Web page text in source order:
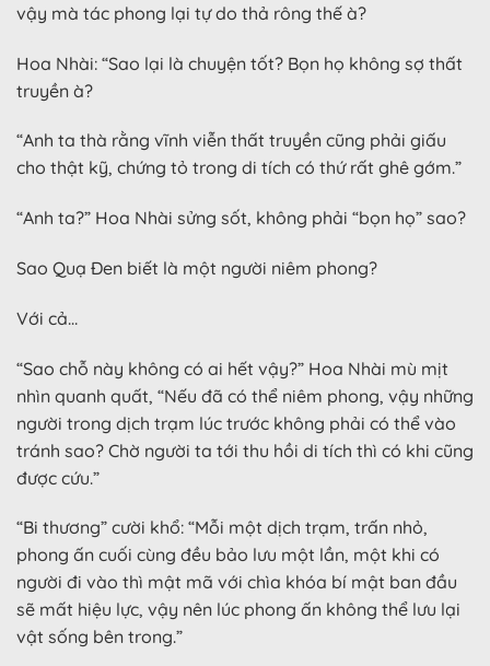
vậy mà tác phong lại tự do thả rông thế à?
Hoa Nhài: “Sao lại là chuyện tốt? Bọn họ không sợ thất
truyền à?
“Anh ta thà rằng vĩnh viễn thất truyền cũng phải giấu
cho thật kỹ, chứng tỏ trong di tích có thứ rất ghê gớm.”
“Anh ta?” Hoa Nhài sửng sốt, không phải “bọn họ” sao?
Sao Quạ Đen biết là một người niêm phong?
Với cả…
“Sao chỗ này không có ai hết vậy?” Hoa Nhài mù mịt
nhìn quanh quất, “Nếu đã có thể niêm phong, vậy những
người trong dịch trạm lúc trước không phải có thể vào
tránh sao? Chờ người ta tới thu hồi di tích thì có khi cũng
được cứu.”
“Bi thương” cười khổ: “Mỗi một dịch trạm, trấn nhỏ,
phong ấn cuối cùng đều bảo lưu một lần, một khi có
người đi vào thì mật mã với chìa khóa bí mật ban đầu
sẽ mất hiệu lực, vậy nên lúc phong ấn không thể lưu lại
vật sống bên trong.”